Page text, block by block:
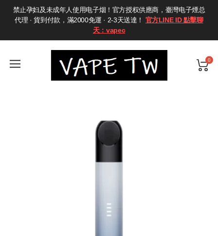
禁止孕妇及未成年人使用电子烟！官方授权供應商，臺灣电子煙总
代理 · 貨到付款，滿2000免運 · 2-3天送達！ 官方LINE ID 點擊聊
天：vapec
0